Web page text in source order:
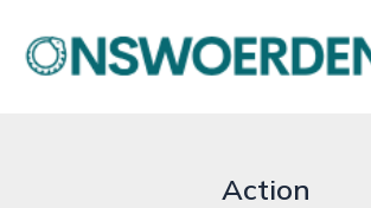
onswoerden.nl
Action